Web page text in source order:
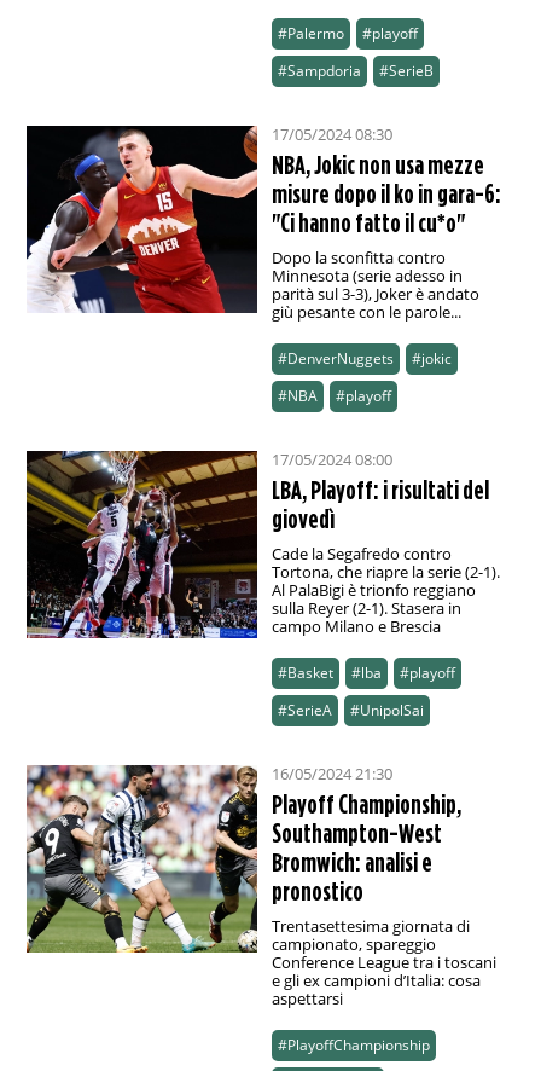
#Palermo
#playoff
#Sampdoria
#SerieB
17/05/2024 08:30
NBA, Jokic non usa mezze
misure dopo il ko in gara-6:
"Ci hanno fatto il cu*o"
Dopo la sconfitta contro
Minnesota (serie adesso in
parità sul 3-3), Joker è andato
giù pesante con le parole...
#DenverNuggets
#jokic
#NBA
#playoff
17/05/2024 08:00
LBA, Playoff: i risultati del
giovedì
Cade la Segafredo contro
Tortona, che riapre la serie (2-1).
Al PalaBigi è trionfo reggiano
sulla Reyer (2-1). Stasera in
campo Milano e Brescia
#Basket #lba
#playoff
#SerieA
#UnipolSai
16/05/2024 21:30
Playoff Championship,
Southampton-West
Bromwich: analisi e
pronostico
Trentasettesima giornata di
campionato, spareggio
Conference League tra i toscani
e gli ex campioni d’Italia: cosa
aspettarsi
#PlayoffChampionship